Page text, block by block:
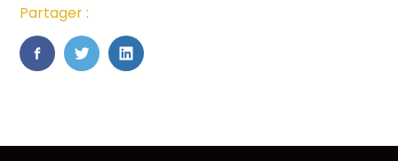
Partager :
FaceBook
TwitterLinkedIn